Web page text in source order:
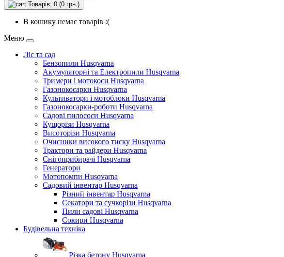
Товарів: 0 (0 грн.)
В кошику немає товарів :(
Меню
Ліс та сад
Бензопили Husqvarna
Акумуляторні та Електропили Husqvarna
Тримери і мотокоси Husqvarna
Газонокосарки Husqvarna
Культиватори і мотоблоки Husqvarna
Газонокосарки-роботи Husqvarna
Садові пилососи Husqvarna
Кущорізи Husqvarna
Висоторізи Husqvarna
Очисники високого тиску Husqvarna
Трактори та райдери Husqvarna
Снігоприбирачі Husqvarna
Генератори
Мотопомпи Husqvarna
Садовий інвентар Husqvarna
Різний інвентар Husqvarna
Секатори та сучкорізи Husqvarna
Пили садові Husqvarna
Сокири Husqvarna
Будівельна техніка
Різка бетону Husqvarna